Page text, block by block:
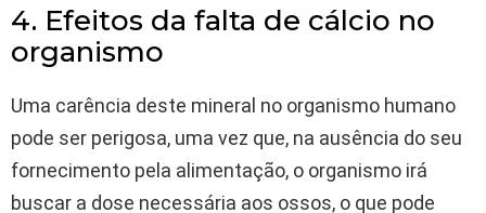
4. Efeitos da falta de cálcio no
organismo
Uma carência deste mineral no organismo humano
pode ser perigosa, uma vez que, na ausência do seu
fornecimento pela alimentação, o organismo irá
buscar a dose necessária aos ossos, o que pode